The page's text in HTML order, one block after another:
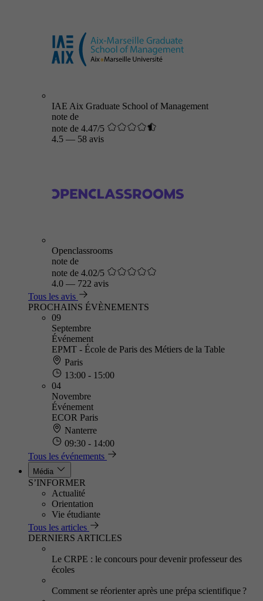
IAE Aix Graduate School of Management
note de
note de 4.47/5
4.5 — 58 avis
Openclassrooms
note de
note de 4.02/5
4.0 — 722 avis
Tous les avis
PROCHAINS ÉVÈNEMENTS
09
Septembre
Événement
EPMT - École de Paris des Métiers de la Table
Paris
13:00 - 15:00
04
Novembre
Événement
ECOR Paris
Nanterre
09:30 - 14:00
Tous les événements
Média
S’INFORMER
Actualité
Orientation
Vie étudiante
Tous les articles
DERNIERS ARTICLES
Le CRPE : le concours pour devenir professeur des
écoles
Comment se réorienter après une prépa scientifique ?